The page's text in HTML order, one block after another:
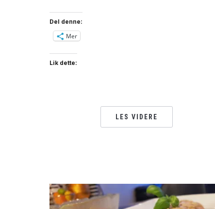
Del denne:
Mer
Lik dette:
LES VIDERE